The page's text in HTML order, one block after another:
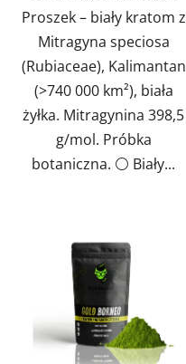
Proszek – biały kratom z
Mitragyna speciosa
(Rubiaceae), Kalimantan
(>740 000 km²), biała
żyłka. Mitragynina 398,5
g/mol. Próbka
botaniczna. ⚪ Biały...